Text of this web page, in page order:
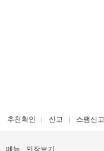
추천확인 신고 스팸신고
메뉴 인장보기